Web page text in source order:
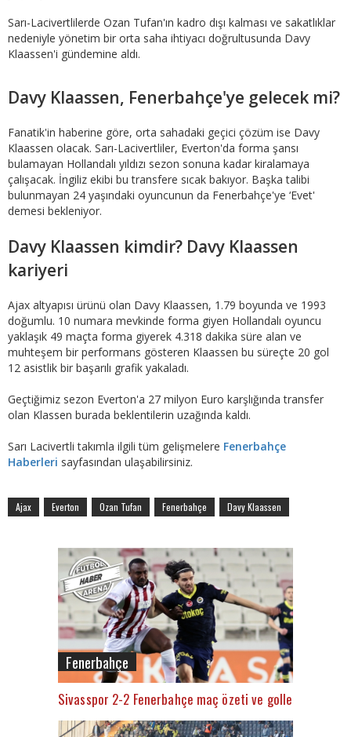
Sarı-Lacivertlilerde Ozan Tufan'ın kadro dışı kalması ve sakatlıklar
nedeniyle yönetim bir orta saha ihtiyacı doğrultusunda Davy
Klaassen'i gündemine aldı.
Davy Klaassen, Fenerbahçe'ye gelecek mi?
Fanatik'in haberine göre, orta sahadaki geçici çözüm ise Davy
Klaassen olacak. Sarı-Lacivertliler, Everton'da forma şansı
bulamayan Hollandalı yıldızı sezon sonuna kadar kiralamaya
çalışacak. İngiliz ekibi bu transfere sıcak bakıyor. Başka talibi
bulunmayan 24 yaşındaki oyuncunun da Fenerbahçe'ye ‘Evet'
demesi bekleniyor.
Davy Klaassen kimdir? Davy Klaassen
kariyeri
Ajax altyapısı ürünü olan Davy Klaassen, 1.79 boyunda ve 1993
doğumlu. 10 numara mevkinde forma giyen Hollandalı oyuncu
yaklaşık 49 maçta forma giyerek 4.318 dakika süre alan ve
muhteşem bir performans gösteren Klaassen bu süreçte 20 gol
12 asistlik bir başarılı grafik yakaladı.
Geçtiğimiz sezon Everton'a 27 milyon Euro karşlığında transfer
olan Klassen burada beklentilerin uzağında kaldı.
Sarı Lacivertli takımla ilgili tüm gelişmelere Fenerbahçe
Haberleri sayfasından ulaşabilirsiniz.
Ajax Everton Ozan Tufan Fenerbahçe Davy Klaassen
Fenerbahçe
Sivasspor 2-2 Fenerbahçe maç özeti ve golleri (İZLE)